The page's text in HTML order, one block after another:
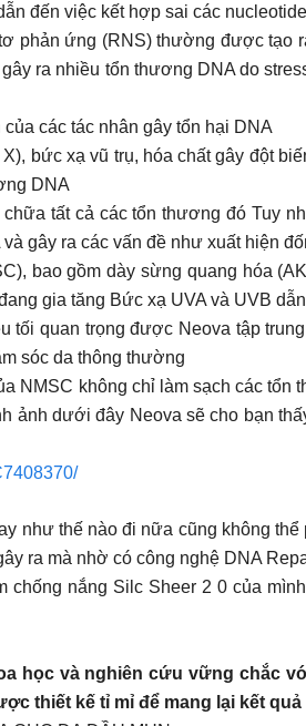
đến việc kết hợp sai các
phản ứng (RNS) thường được
ra nhiều tổn thương DNA do
các tác nhân gây tổn hại DNA
bức xạ vũ trụ, hóa chất gây đột
DNA
tất cả các tổn thương đó Tuy
gây ra các vấn đề như xuất hiện
bao gồm dày sừng quang hóa
gia tăng Bức xạ UVA và UVB
tối quan trọng được Neova tập
sóc da thông thường
NMSC không chỉ làm sạch các
ảnh dưới đây Neova sẽ cho bạn
như thế nào đi nữa cũng không
ra mà nhờ có công nghệ DNA
chống nắng Silc Sheer 2 0 của
học và nghiên cứu vững chắc
thiết kế tỉ mỉ để mang lại kết